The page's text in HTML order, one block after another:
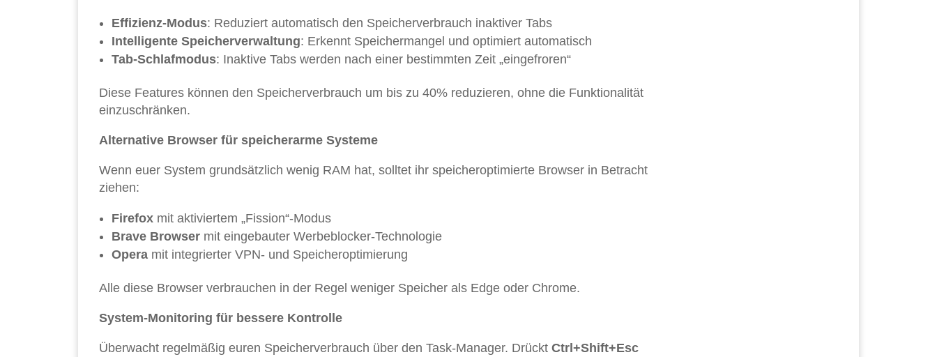
Effizienz-Modus: Reduziert automatisch den Speicherverbrauch inaktiver Tabs
Intelligente Speicherverwaltung: Erkennt Speichermangel und optimiert automatisch
Tab-Schlafmodus: Inaktive Tabs werden nach einer bestimmten Zeit „eingefroren“
Diese Features können den Speicherverbrauch um bis zu 40% reduzieren, ohne die Funktionalität
einzuschränken.
Alternative Browser für speicherarme Systeme
Wenn euer System grundsätzlich wenig RAM hat, solltet ihr speicheroptimierte Browser in Betracht
ziehen:
Firefox mit aktiviertem „Fission“-Modus
Brave Browser mit eingebauter Werbeblocker-Technologie
Opera mit integrierter VPN- und Speicheroptimierung
Alle diese Browser verbrauchen in der Regel weniger Speicher als Edge oder Chrome.
System-Monitoring für bessere Kontrolle
Überwacht regelmäßig euren Speicherverbrauch über den Task-Manager. Drückt Ctrl+Shift+Esc